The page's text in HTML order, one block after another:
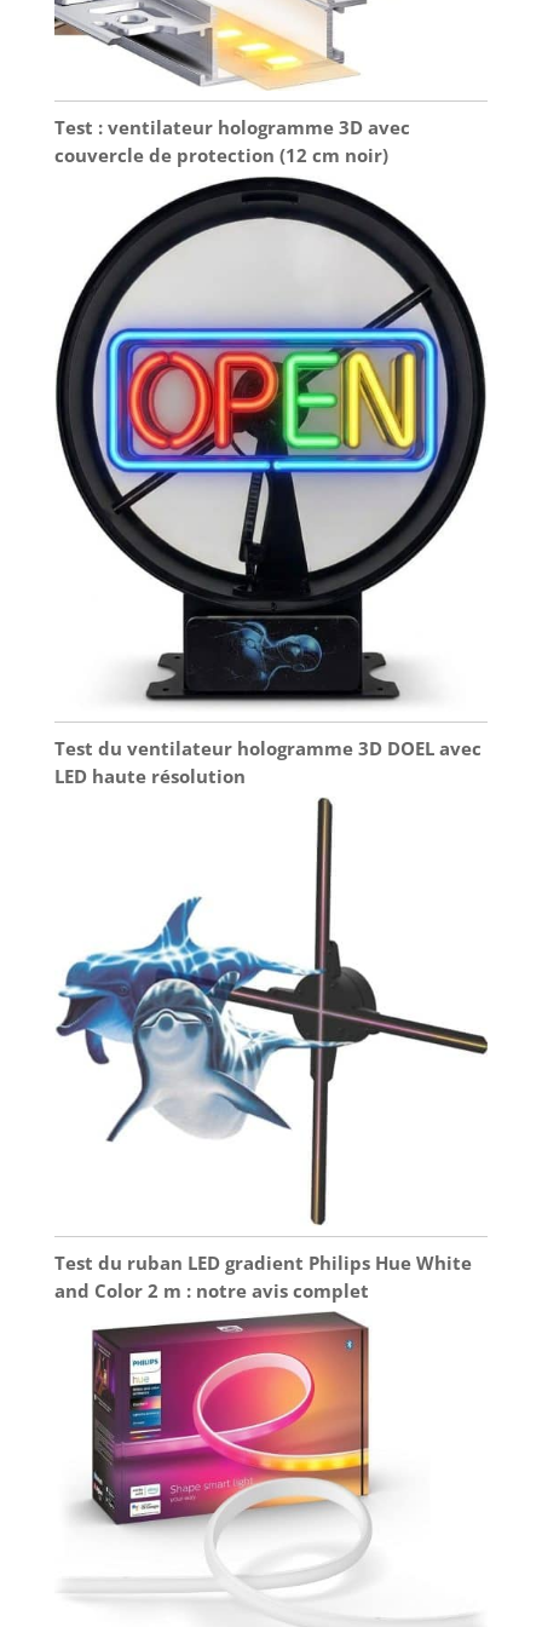
Test : ventilateur hologramme 3D avec
couvercle de protection (12 cm noir)
Test du ventilateur hologramme 3D DOEL avec
LED haute résolution
Test du ruban LED gradient Philips Hue White
and Color 2 m : notre avis complet